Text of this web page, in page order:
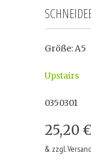
Größe: A5
Upstairs
0350301
25,20 €
& zzgl. Versand